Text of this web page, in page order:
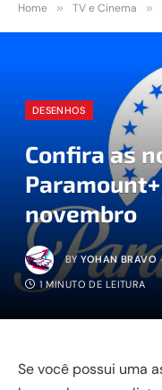
Home » TV e Cinema »
DESENHOS
Confira as
novembro
BY YOHAN BRAVO
1 MINUTO DE LEITURA
Se você possui uma